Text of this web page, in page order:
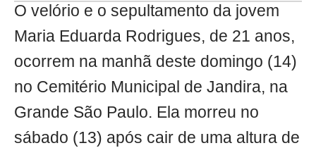
O velório e o sepultamento da jovem
Maria Eduarda Rodrigues, de 21 anos,
ocorrem na manhã deste domingo (14)
no Cemitério Municipal de Jandira, na
Grande São Paulo. Ela morreu no
sábado (13) após cair de uma altura de